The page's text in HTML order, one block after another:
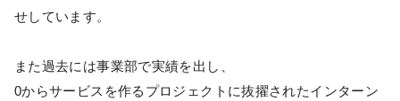
せしています。
また過去には事業部で実績を出し、
0からサービスを作るプロジェクトに抜擢されたインターン